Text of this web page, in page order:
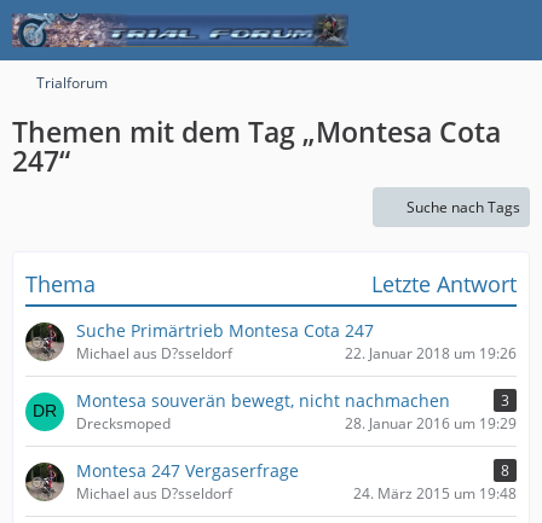
Trialforum
Themen mit dem Tag „Montesa Cota
247“
Suche nach Tags
Thema Letzte Antwort
Suche Primärtrieb Montesa Cota 247
Michael aus D?sseldorf 22. Januar 2018 um 19:26
Montesa souverän bewegt, nicht nachmachen
3
Drecksmoped
28. Januar 2016 um 19:29
Montesa 247 Vergaserfrage
8
Michael aus D?sseldorf
24. März 2015 um 19:48